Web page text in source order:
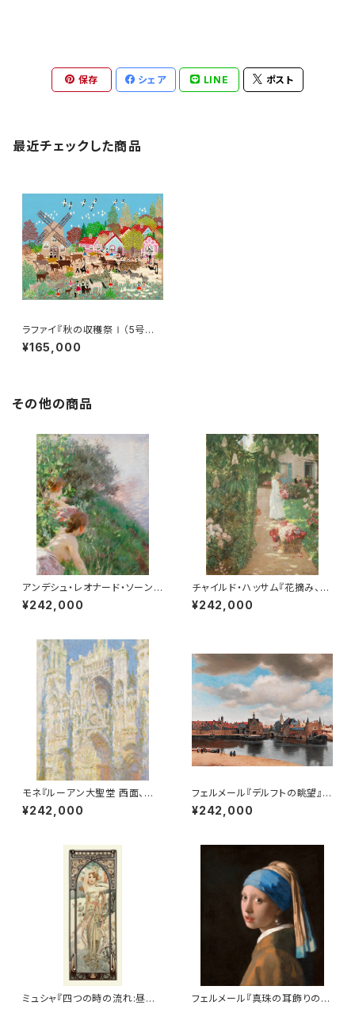
保存 シェア LINE ポスト
最近チェックした商品
ラファイ『秋の収穫祭Ⅰ（5号サ
イズ）』リトグラフ・送料無料・新
品額装・UVカットアクリル仕様
¥165,000
その他の商品
アンデシュ・レオナード・ソーン
『オパール』リトグラフ・送料無
料・新品額装・UVカットアクリル
¥242,000
チャイルド・ハッサム『花摘み、フ
ランス式庭園にて』リトグラフ・送
料無料・新品額装・UVカットアク
¥242,000
モネ『ルーアン大聖堂 西面、陽
光』 リトグラフ・送料無料・新品
額装・UVカットアクリル仕様
¥242,000
フェルメール『デルフトの眺望』
リトグラフ・送料無料・新品額装・
UVカットアクリル仕様
¥242,000
ミュシャ『四つの時の流れ:昼の
フェルメール『真珠の耳飾りの少